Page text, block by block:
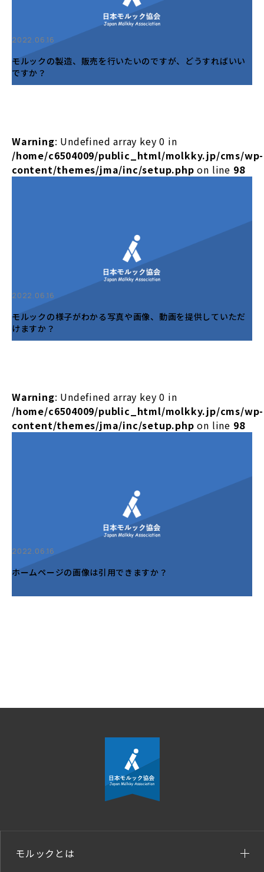
2022.06.16
モルックの製造、販売を行いたいのですが、どうすればいい
ですか？
Warning: Undefined array key 0 in
/home/c6504009/public_html/molkky.jp/cms/wp-
content/themes/jma/inc/setup.php on line 98
2022.06.16
モルックの様子がわかる写真や画像、動画を提供していただ
けますか？
Warning: Undefined array key 0 in
/home/c6504009/public_html/molkky.jp/cms/wp-
content/themes/jma/inc/setup.php on line 98
2022.06.16
ホームページの画像は引用できますか？
モルックとは